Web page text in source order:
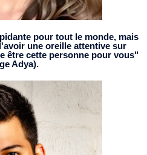
pour tout le monde, mais
une oreille attentive sur
être cette personne pour vous"
Adya).